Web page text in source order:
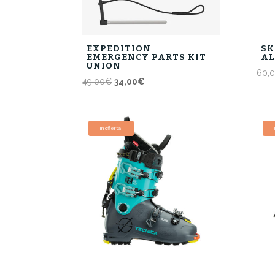
EXPEDITION
EMERGENCY PARTS KIT
UNION
49,00€ Il
era:
49,00€.
34,00€
34,00€.
In offerta!